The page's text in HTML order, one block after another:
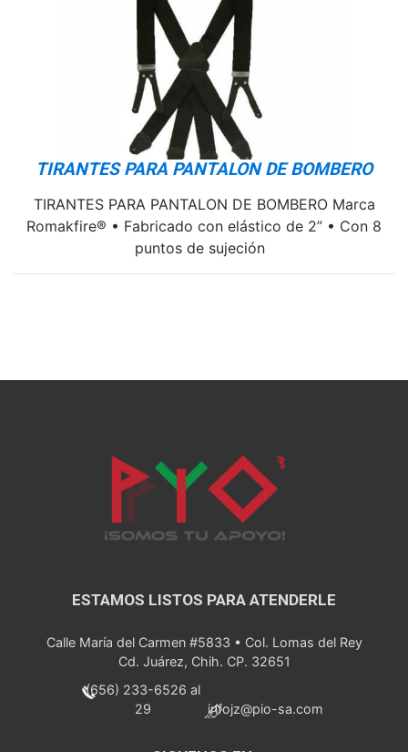
TIRANTES PARA PANTALON DE BOMBERO
TIRANTES PARA PANTALON DE BOMBERO Marca
Romakfire® • Fabricado con elástico de 2” • Con 8
puntos de sujeción
ESTAMOS LISTOS PARA ATENDERLE
Calle María del Carmen #5833 • Col. Lomas del Rey
Cd. Juárez, Chih. CP. 32651
(656) 233-6526 al
29
infojz@pio-sa.com